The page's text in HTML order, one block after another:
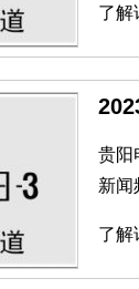
了解
贵阳
新闻
了解